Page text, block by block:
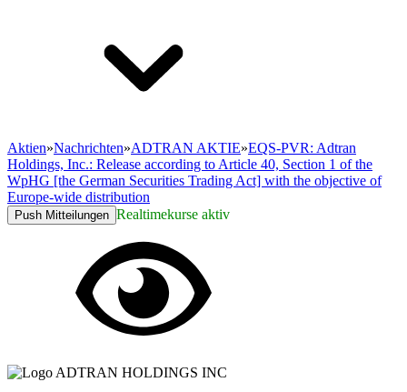
Aktien»Nachrichten»ADTRAN AKTIE»EQS-PVR: Adtran
Holdings, Inc.: Release according to Article 40, Section 1 of the
WpHG [the German Securities Trading Act] with the objective of
Europe-wide distribution
Push Mitteilungen Realtimekurse aktiv